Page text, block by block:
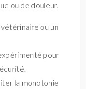
ou de douleur.
ou un
pour
la monotonie